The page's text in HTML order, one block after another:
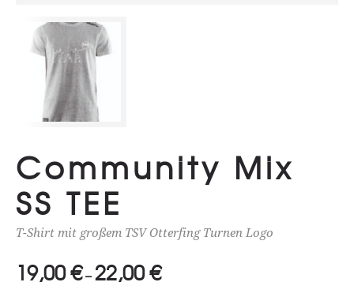
Community Mix
SS TEE
T-Shirt mit großem TSV Otterfing Turnen Logo
19,00€–22,00€Preisspanne: